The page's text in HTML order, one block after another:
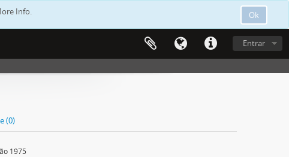
Ok
Info.
Entrar
(0)
1975